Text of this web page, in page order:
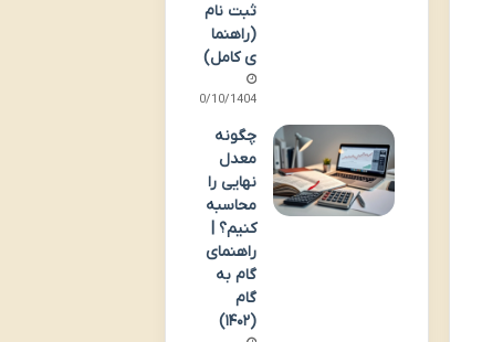
ثبت نام
(راهنما
ی کامل)
10/10/1404
چگونه
معدل
نهایی را
محاسبه
کنیم؟ |
راهنمای
گام به
گام
(۱۴۰۲)